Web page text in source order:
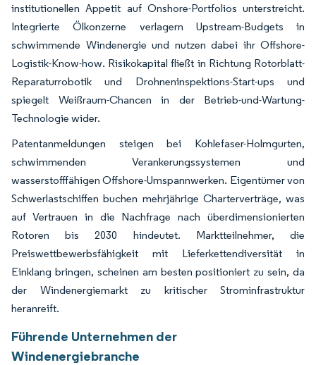
institutionellen Appetit auf Onshore-Portfolios unterstreicht.
Integrierte Ölkonzerne verlagern Upstream-Budgets in
schwimmende Windenergie und nutzen dabei ihr Offshore-
Logistik-Know-how. Risikokapital fließt in Richtung Rotorblatt-
Reparaturrobotik und Drohneninspektions-Start-ups und
spiegelt Weißraum-Chancen in der Betrieb-und-Wartung-
Technologie wider.
Patentanmeldungen steigen bei Kohlefaser-Holmgurten,
schwimmenden Verankerungssystemen und
wasserstofffähigen Offshore-Umspannwerken. Eigentümer von
Schwerlastschiffen buchen mehrjährige Charterverträge, was
auf Vertrauen in die Nachfrage nach überdimensionierten
Rotoren bis 2030 hindeutet. Marktteilnehmer, die
Preiswettbewerbsfähigkeit mit Lieferkettendiversität in
Einklang bringen, scheinen am besten positioniert zu sein, da
der Windenergiemarkt zu kritischer Strominfrastruktur
heranreift.
Führende Unternehmen der
Windenergiebranche